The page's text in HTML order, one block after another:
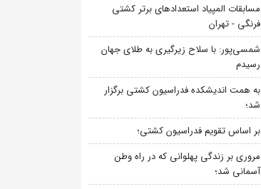
مسابقات المپیاد استعدادهای برتر کشتی
فرنگی - تهران
شمسی‌پور: با سلاح زیرگیری به طلای جهان
رسیدم
به همت اندیشکده فدراسیون کشتی برگزار
شد؛
بر اساس تقویم فدراسیون کشتی؛
مروری بر زندگی پهلوانی که در راه وطن
آسمانی شد؛